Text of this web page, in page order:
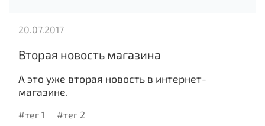
Вторая новость магазина
А это уже вторая новость в интернет-
магазине.
20.07.2017
#тег 1 #тег 2